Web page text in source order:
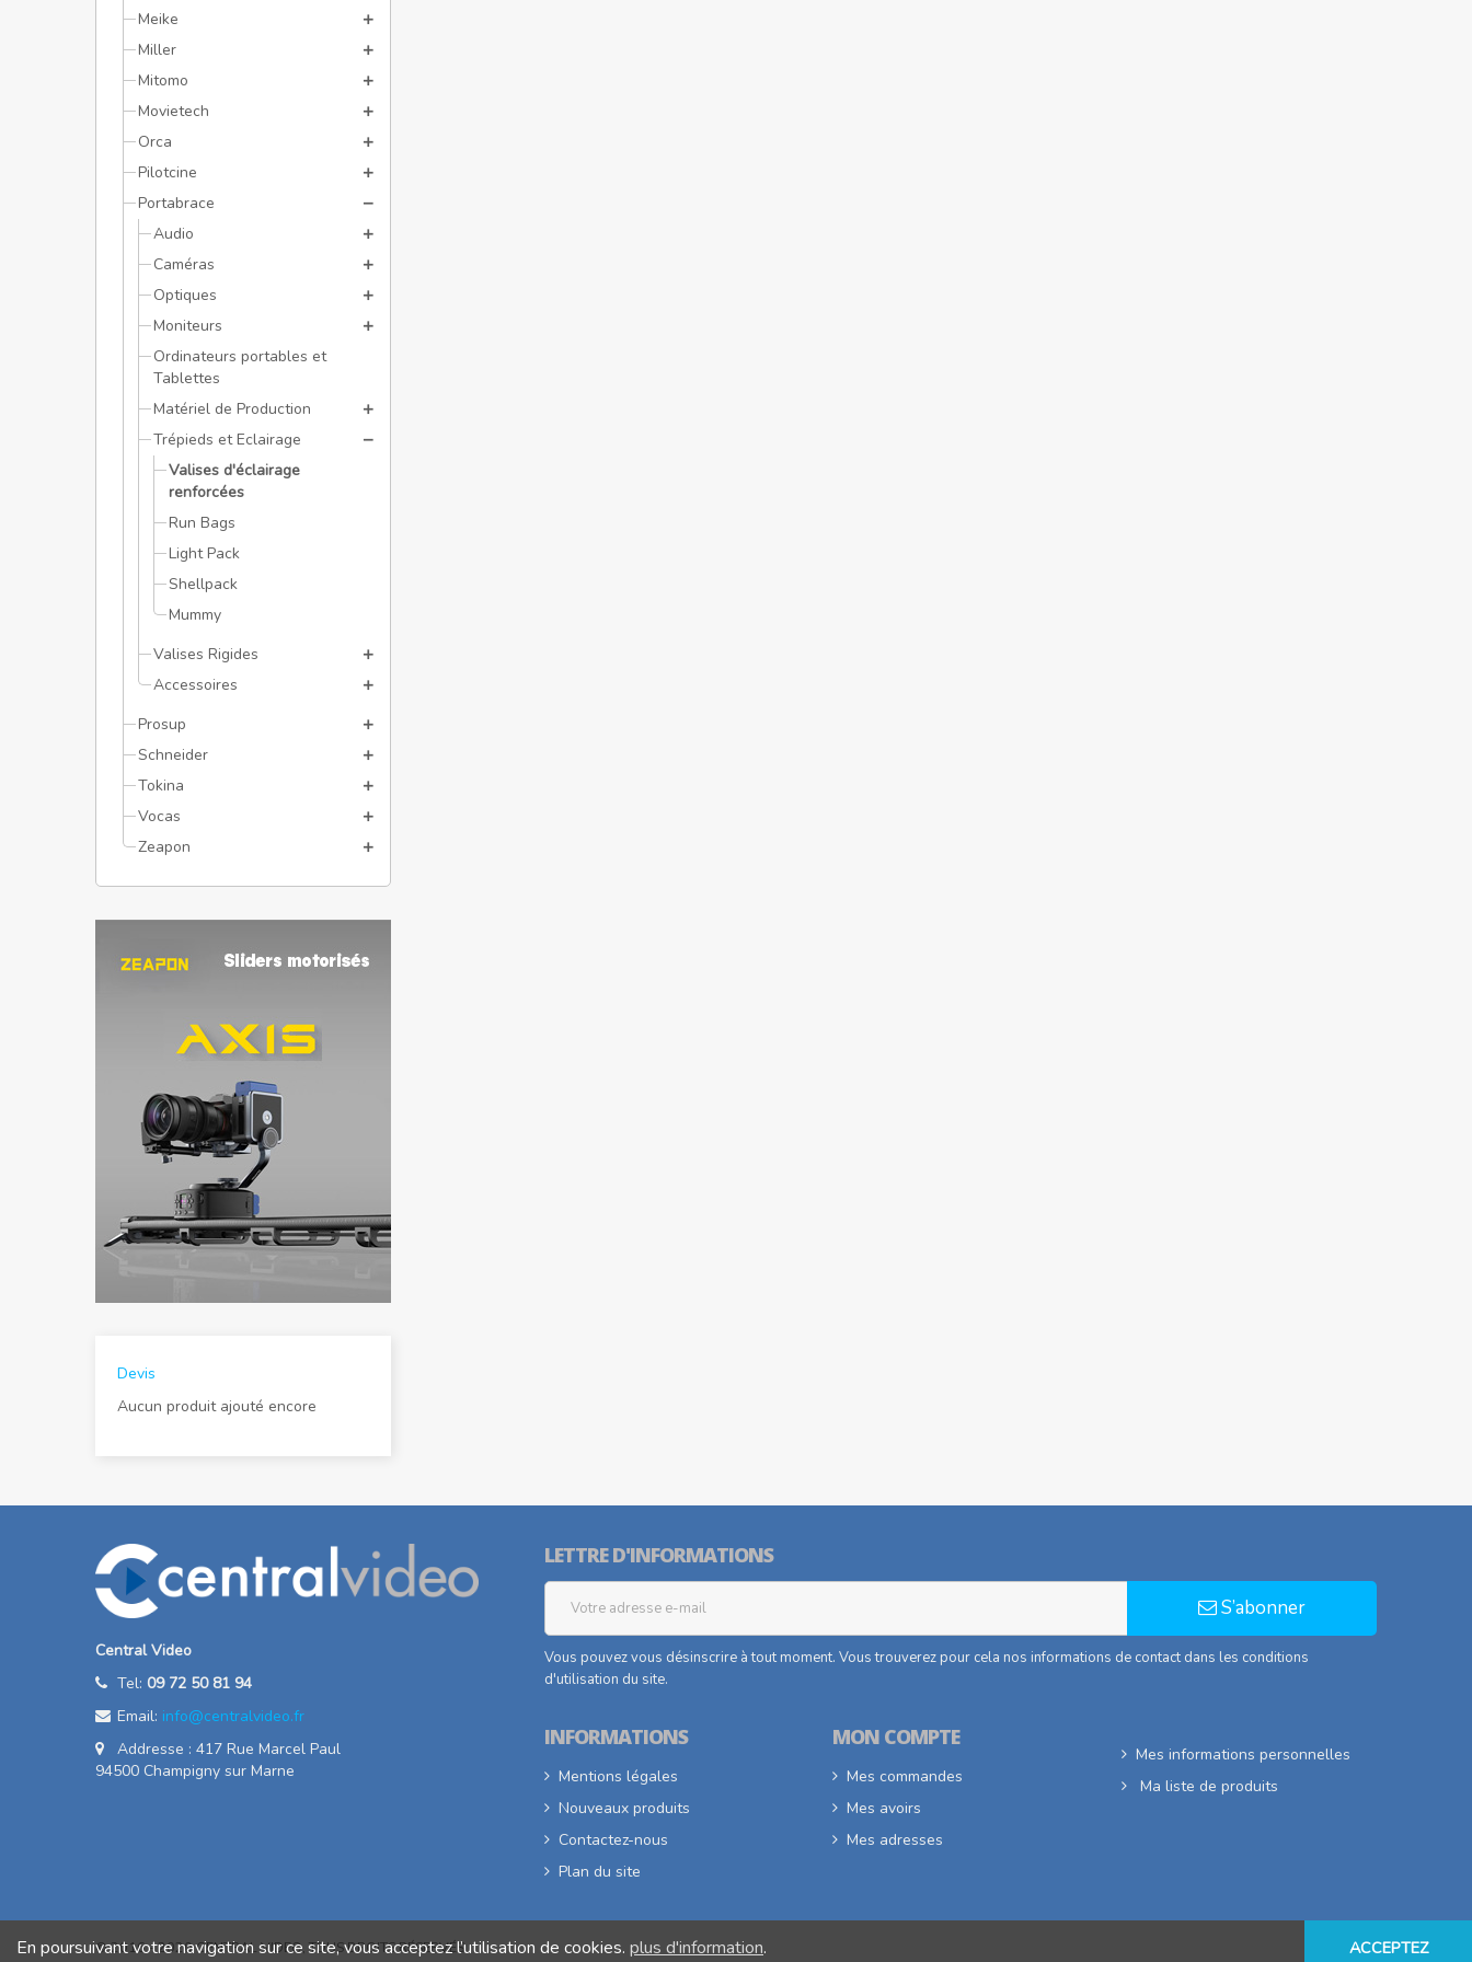
Meike
Miller
Mitomo
Movietech
Orca
Pilotcine
Portabrace
Audio
Caméras
Optiques
Moniteurs
Ordinateurs portables et
Tablettes
Matériel de Production
Trépieds et Eclairage
Valises d'éclairage
renforcées
Run Bags
Light Pack
Shellpack
Mummy
Valises Rigides
Accessoires
Prosup
Schneider
Tokina
Vocas
Zeapon
Devis
Aucun produit ajouté encore
Central Video
Tel: 09 72 50 81 94
Email: info@centralvideo.fr
Addresse : 417 Rue Marcel Paul
94500 Champigny sur Marne
LETTRE D'INFORMATIONS
S’abonner
Vous pouvez vous désinscrire à tout moment. Vous trouverez pour cela nos informations de contact dans les conditions
d'utilisation du site.
INFORMATIONS
Mentions légales
Nouveaux produits
Contactez-nous
Plan du site
MON COMPTE
Mes commandes
Mes avoirs
Mes adresses
Mes informations personnelles
Ma liste de produits
© 2016 - 2020 CENTRAL VIDEO, TOUS DROITS RÉSERVÉS
En poursuivant votre navigation sur ce site, vous acceptez l’utilisation de cookies. plus d'information. ACCEPTEZ